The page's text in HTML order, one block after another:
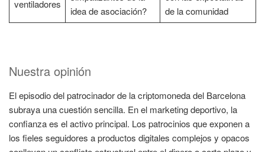
ventiladores
idea de asociación?
de la comunidad
Nuestra opinión
El episodio del patrocinador de la criptomoneda del Barcelona
subraya una cuestión sencilla. En el marketing deportivo, la
confianza es el activo principal. Los patrocinios que exponen a
los fieles seguidores a productos digitales complejos y opacos